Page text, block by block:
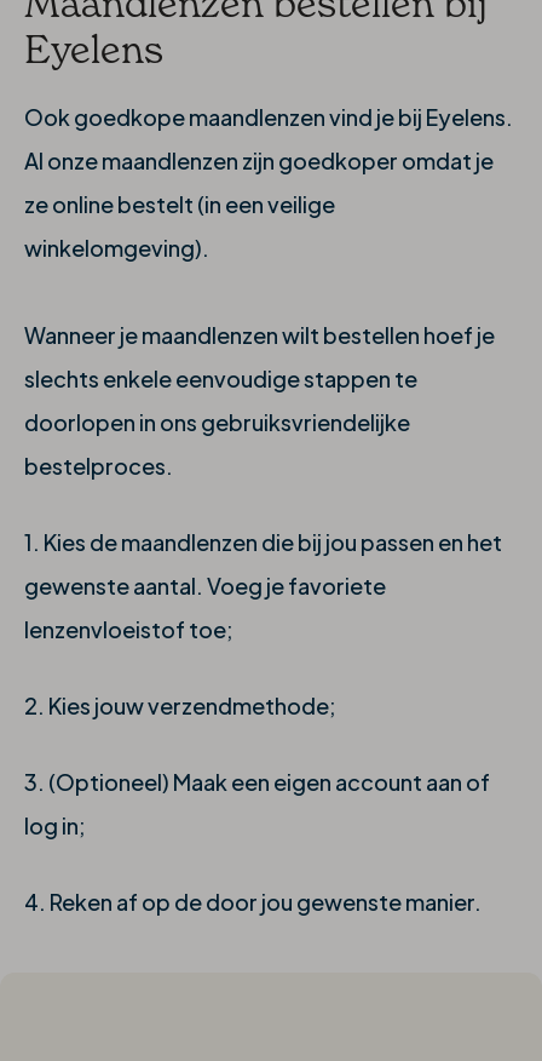
Eyelens
Ook goedkope maandlenzen vind je bij Eyelens.
Al onze maandlenzen zijn goedkoper omdat je
ze online bestelt (in een veilige
winkelomgeving).
Wanneer je maandlenzen wilt bestellen hoef je
slechts enkele eenvoudige stappen te
doorlopen in ons gebruiksvriendelijke
bestelproces.
1. Kies de maandlenzen die bij jou passen en het
gewenste aantal. Voeg je favoriete
lenzenvloeistof toe;
2. Kies jouw verzendmethode;
3. (Optioneel) Maak een eigen account aan of
log in;
4. Reken af op de door jou gewenste manier.